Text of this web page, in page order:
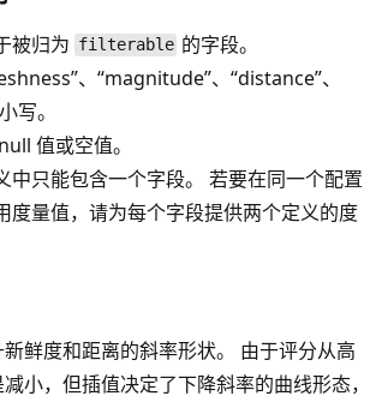
被归为 filterable 的字段。
、“magnitude”、“distance”、
写。
值或空值。
中只能包含一个字段。 若要在同一个配置
度量值，请为每个字段提供两个定义的度
鲜度和距离的斜率形状。 由于评分从高
小，但插值决定了下降斜率的曲线形态，